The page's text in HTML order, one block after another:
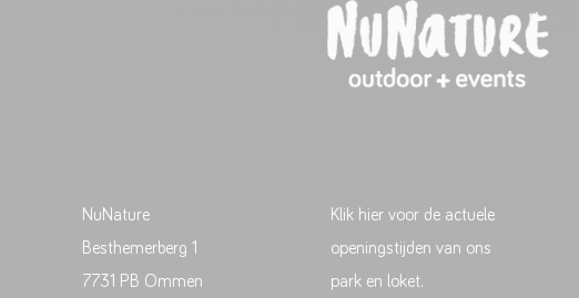
NuNature
Besthemerberg 1
7731 PB Ommen
Klik hier voor de actuele
openingstijden van ons
park en loket.